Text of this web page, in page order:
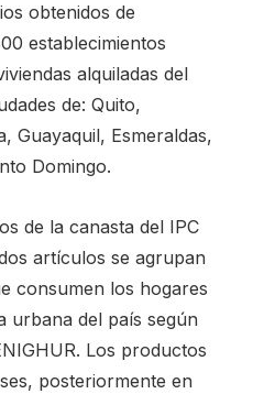
obtenidos de
establecimientos
alquiladas del
de: Quito,
Guayaquil, Esmeraldas,
Domingo.
de la canasta del IPC
artículos se agrupan
consumen los hogares
urbana del país según
Los productos
posteriormente en